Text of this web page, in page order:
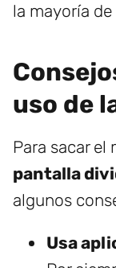
la mayoría
uso de
Para sacar el
pantalla
algunos
Usa